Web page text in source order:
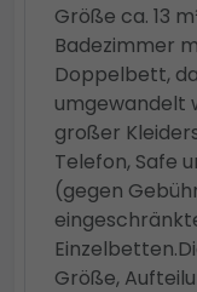
Größe ca. 13
Badezimmer
Doppelbett,
umgewandelt
großer
Telefon, Safe
(gegen
Größe,